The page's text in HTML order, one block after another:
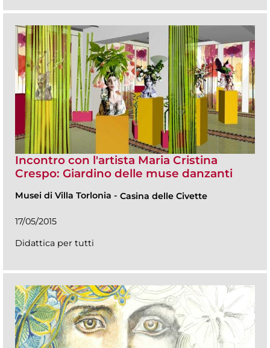
Incontro con l'artista Maria Cristina
Crespo: Giardino delle muse danzanti
Musei di Villa Torlonia - Casina delle Civette
17/05/2015
Didattica per tutti